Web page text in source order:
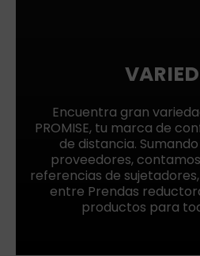
Encuentra gran
PROMISE, tu marca de
de distancia.
proveedores,
referencias de
entre Prendas
productos para